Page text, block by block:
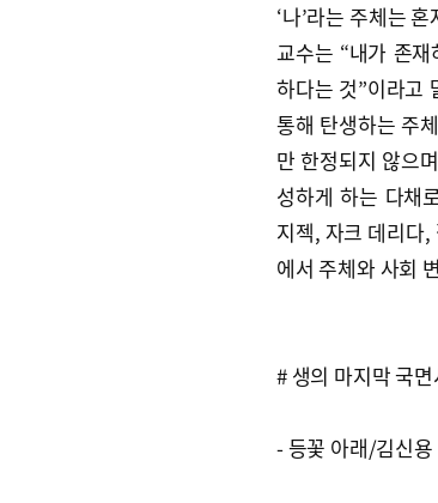
‘나’라는 주체는
교수는 “내가 존
하다는 것”이라고
통해 탄생하는 주
만 한정되지 않으
성하게 하는 다채
지젝, 자크 데리다
에서 주체와 사회
# 생의 마지막 국
- 등꽃 아래/김신